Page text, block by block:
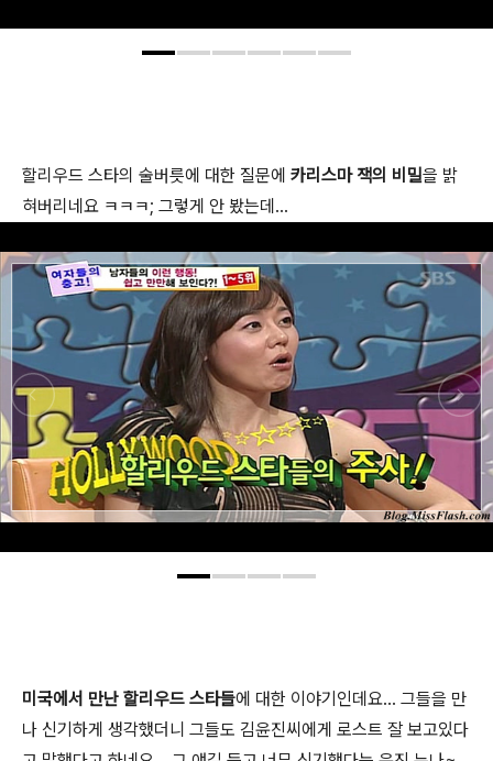
할리우드 스타의 술버릇에 대한 질문에 카리스마 잭의 비밀을 밝
혀버리네요 ㅋㅋㅋ; 그렇게 안 봤는데...
미국에서 만난 할리우드 스타들에 대한 이야기인데요... 그들을 만
나 신기하게 생각했더니 그들도 김윤진씨에게 로스트 잘 보고있다